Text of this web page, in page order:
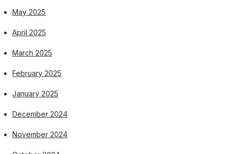
May 2025
April 2025
March 2025
February 2025
January 2025
December 2024
November 2024